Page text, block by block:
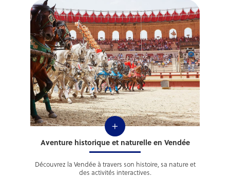
+
Aventure historique et naturelle en Vendée
Découvrez la Vendée à travers son histoire, sa nature et
des activités interactives.